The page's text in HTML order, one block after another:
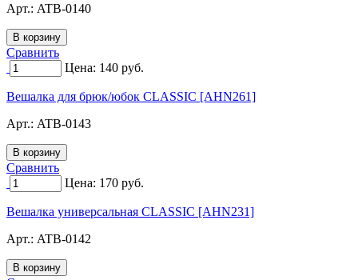
Арт.: ATB-0140
Сравнить
Цена: 140 руб.
Вешалка для брюк/юбок CLASSIC [AHN261]
Арт.: ATB-0143
Сравнить
Цена: 170 руб.
Вешалка универсальная CLASSIC [AHN231]
Арт.: ATB-0142